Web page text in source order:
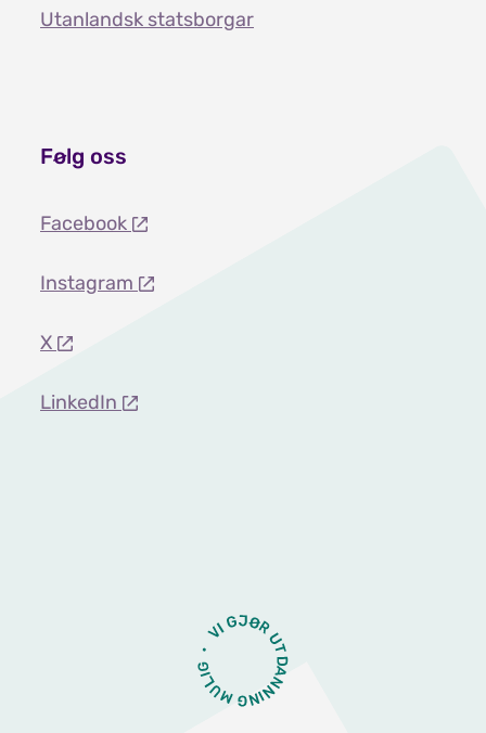
Utanlandsk statsborgar
Følg oss
Facebook
Instagram
X
LinkedIn